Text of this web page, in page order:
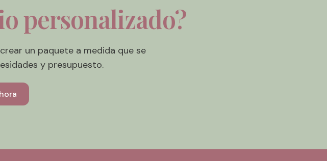
personalizado?
un paquete a medida que se
y presupuesto.